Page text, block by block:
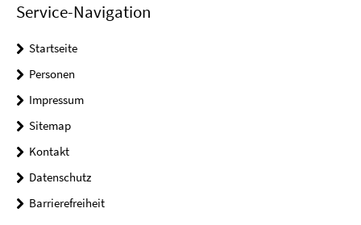
Service-Navigation
Startseite
Personen
Impressum
Sitemap
Kontakt
Datenschutz
Barrierefreiheit